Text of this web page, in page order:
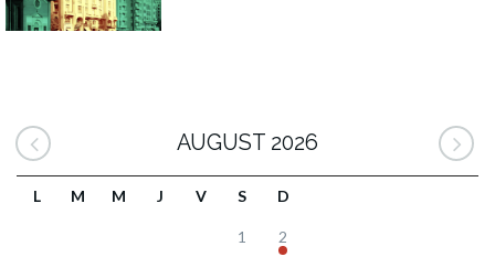
AUGUST 2026
L M M J V S D
1 2